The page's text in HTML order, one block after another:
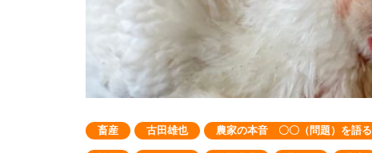
畜産 古田雄也 農家の本音 〇〇（問題）を語る